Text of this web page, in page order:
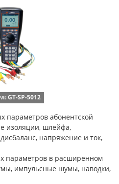
GT-SP-5012
параметров абонентской
изоляции, шлейфа,
напряжение и ток,
параметров в расширенном
импульсные шумы, наводки,